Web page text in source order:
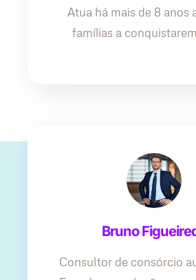
Atua há mais de 8 anos
famílias a
Bruno
Consultor de consórcio